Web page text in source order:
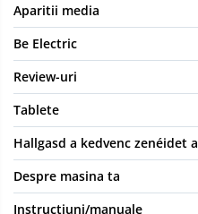
Aparitii media
Be Electric
Review-uri
Tablete
Hallgasd a kedvenc zenéidet
Despre masina ta
Instructiuni/manuale